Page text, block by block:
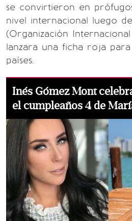
se convirtieron en
nivel internacional luego
(Organización
lanzara una ficha roja para
países.
Inés Gómez Mont
el cumpleaños 4 de